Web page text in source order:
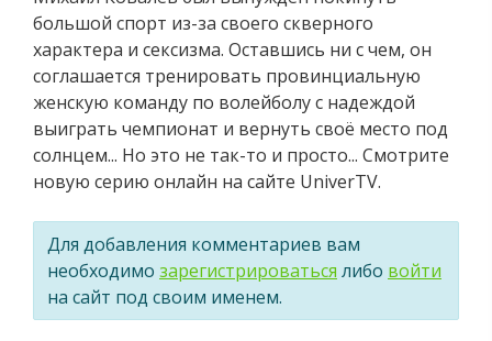
большой спорт из-за своего скверного
характера и сексизма. Оставшись ни с чем, он
соглашается тренировать провинциальную
женскую команду по волейболу с надеждой
выиграть чемпионат и вернуть своё место под
солнцем... Но это не так-то и просто... Смотрите
новую серию онлайн на сайте UniverTV.
Для добавления комментариев вам
необходимо зарегистрироваться либо войти
на сайт под своим именем.